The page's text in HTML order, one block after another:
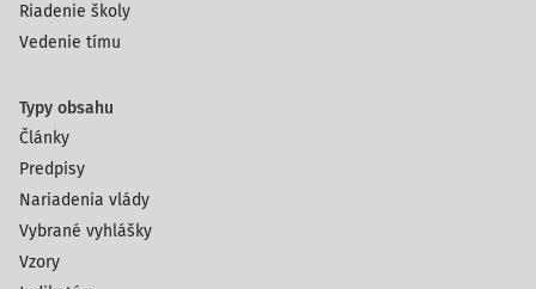
Riadenie školy
Vedenie tímu
Typy obsahu
Články
Predpisy
Nariadenia vlády
Vybrané vyhlášky
Vzory